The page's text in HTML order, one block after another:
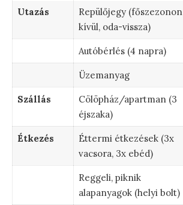
Utazás
Repülőjegy (főszezonon
kívül, oda-vissza)
Autóbérlés (4 napra)
Üzemanyag
Szállás
Cölöpház/apartman (3
éjszaka)
Étkezés
Éttermi étkezések (3x
vacsora, 3x ebéd)
Reggeli, piknik
alapanyagok (helyi bolt)